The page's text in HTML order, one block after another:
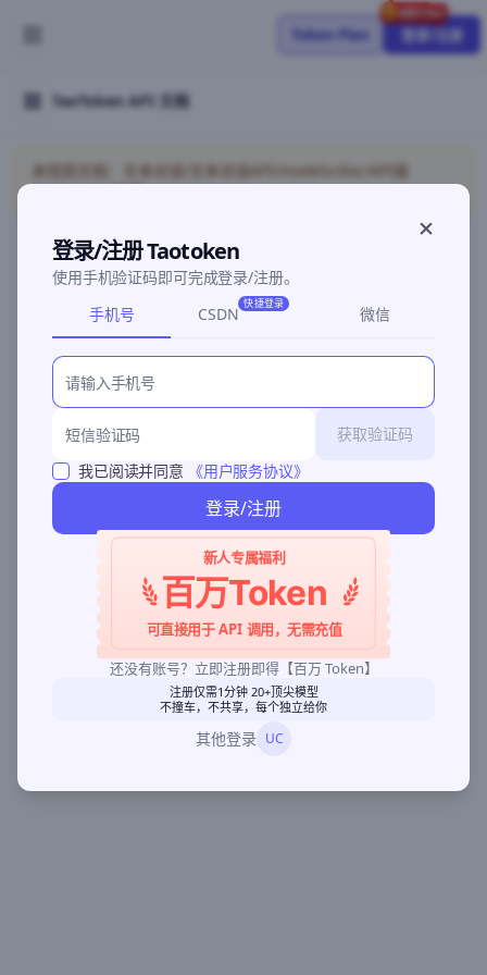
Token Plan 登录/注册
TaoToken API 文档
未找到文档：文本对话/文本对话API/models/doc/API接
©2026 深圳灵明智码科技有限公司粤ICP备2026096960号-3
登录/注册 Taotoken
使用手机验证码即可完成登录/注册。
手机号
CSDN
快捷登录
微信
获取验证码
我已阅读并同意
《用户服务协议》
登录/注册
新人专属福利
百万Token
可直接用于 API 调用，无需充值
还没有账号？立即注册即得【百万 Token】
注册仅需1分钟 20+顶尖模型
不撞车，不共享，每个独立给你
其他登录 UC